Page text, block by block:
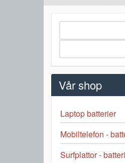
Vår shop
Laptop batterier
Mobiltelefon -
Surfplattor -